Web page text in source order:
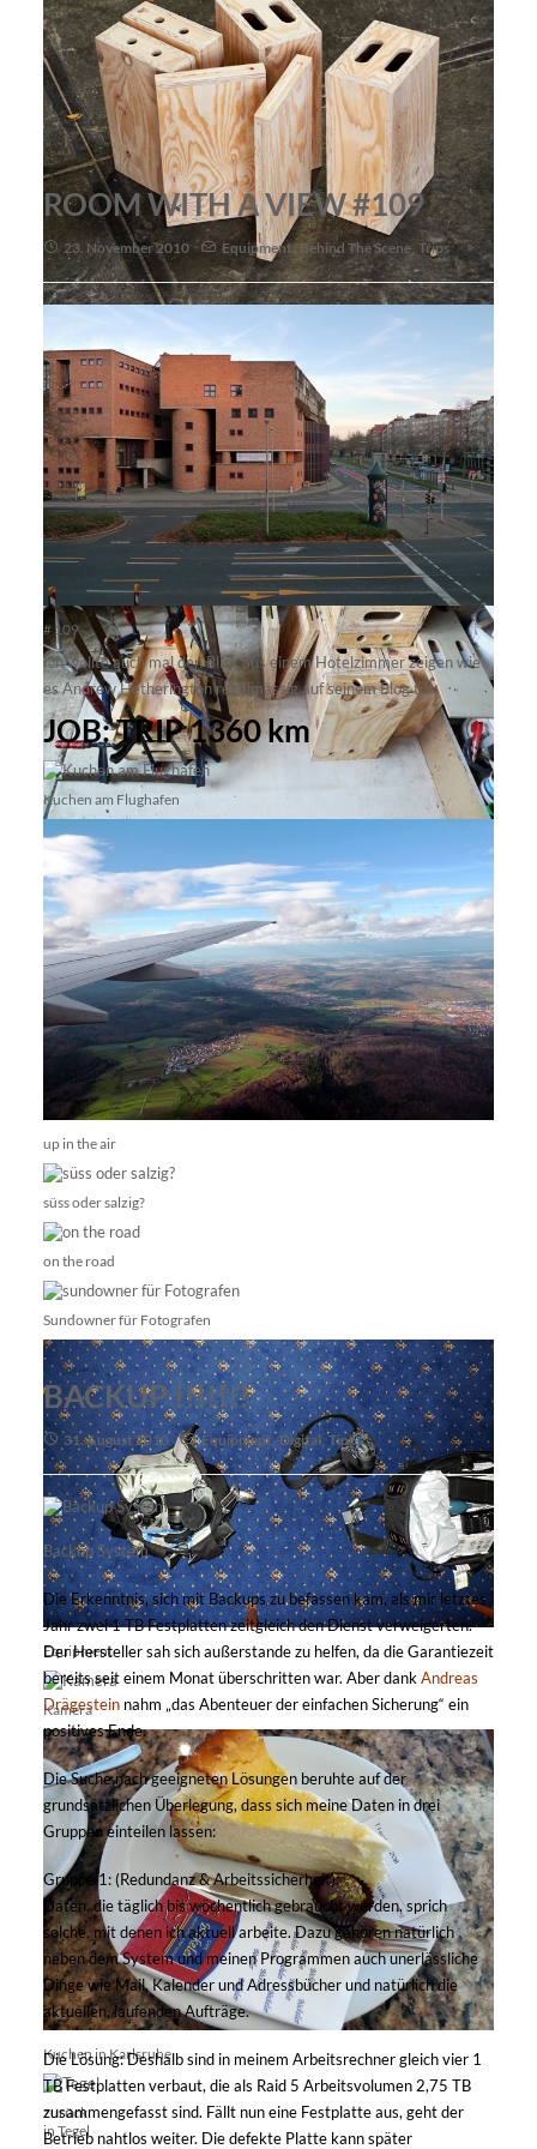
Habe mal wieder ein paar "Apple-Box Sets" gebaut. Die Ersten
gingen an diebigshrimp-Studios , sind aber noch ein paar da. Wer
also Interesse hat bitte melde!
Apple Box 2
Apple Box 3
Apple Box 4
Apple Box 1
ROOM WITH A VIEW #109
23. November 2010 Equipment, Behind The Scene, Trips
# 109
Ich wollte auch mal den Blick aus einem Hotelzimmer zeigen wie
es Andrew Hetherington regelmässig auf seinemBlogtut.
JOB: TRIP 1360 km
Kuchen am Flughafen
up in the air
süss oder salzig?
on the road
Sundowner für Fotografen
Equipment
Kamera
Kuchen in Karlsruhe
zurück
in Tegel
BACKUP !!!!!!!
31. August 2010 Equipment, Digital, Tipps
Backup System
Die Erkenntnis, sich mit Backups zu befassen kam, als mir letztes
Jahr zwei 1 TB Festplatten zeitgleich den Dienst verweigerten.
Der Hersteller sah sich außerstande zu helfen, da die Garantiezeit
bereits seit einem Monat überschritten war. Aber dankAndreas
Drägestein nahm „das Abenteuer der einfachen Sicherung“ ein
positives Ende.
Die Suche nach geeigneten Lösungen beruhte auf der
grundsätzlichen Überlegung, dass sich meine Daten in drei
Gruppen einteilen lassen:
Gruppe 1: (Redundanz & Arbeitssicherheit):
Daten, die täglich bis wöchentlich gebraucht werden, sprich
solche, mit denen ich aktuell arbeite. Dazu gehören natürlich
neben dem System und meinen Programmen auch unerlässliche
Dinge wie Mail, Kalender und Adressbücher und natürlich die
aktuellen, laufenden Aufträge.
Die Lösung: Deshalb sind in meinem Arbeitsrechner gleich vier 1
TB Festplatten verbaut, die als Raid 5 Arbeitsvolumen 2,75 TB
zusammengefasst sind. Fällt nun eine Festplatte aus, geht der
Betrieb nahtlos weiter. Die defekte Platte kann später